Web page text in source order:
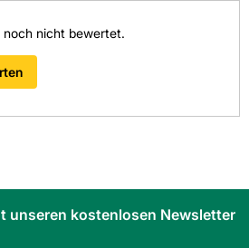
noch nicht bewertet.
unseren kostenlosen Newsletter